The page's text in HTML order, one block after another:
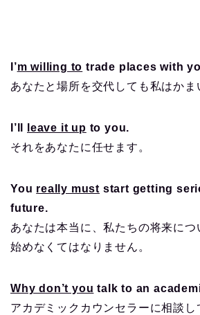
I’m willing to trade places with
あなたと場所を交代しても私はかま
I’ll leave it up to you.
それをあなたに任せます。
You really must start getting
future.
あなたは本当に、私たちの将来につ
始めなくてはなりません。
Why don’t you talk to an
アカデミックカウンセラーに相談し